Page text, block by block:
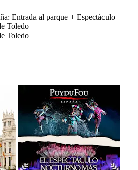
Entrada al parque + Espectáculo
Toledo
Toledo